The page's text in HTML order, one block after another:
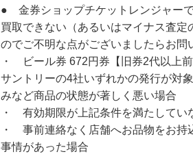
● 金券ショップチケットレンジャー
買取できない（あるいはマイナス査
のでご不明な点がございましたらお問
・ ビール券 672円券【旧券2代以上
サントリーの4社いずれかの発行が対
みなど商品の状態が著しく悪い場合
・ 有効期限が上記条件を満たしてい
・ 事前連絡なく店舗へお品物をお持
事情があった場合